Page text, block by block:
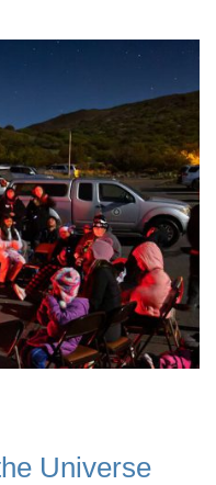
Universe